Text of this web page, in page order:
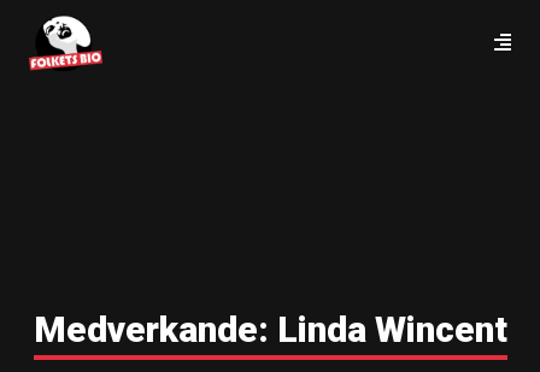
Medverkande: Linda Wincent